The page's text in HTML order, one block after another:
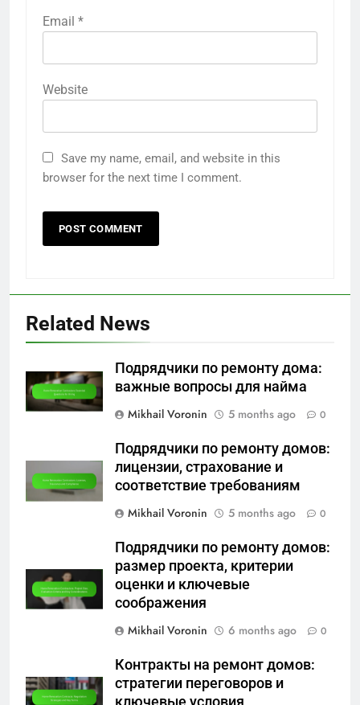
Email *
Website
Save my name, email, and website in this
browser for the next time I comment.
Related News
Подрядчики по ремонту дома:
важные вопросы для найма
Mikhail Voronin
5 months ago 0
Подрядчики по ремонту домов:
лицензии, страхование и
соответствие требованиям
Mikhail Voronin
5 months ago 0
Подрядчики по ремонту домов:
размер проекта, критерии
оценки и ключевые
соображения
Mikhail Voronin
6 months ago 0
Контракты на ремонт домов:
стратегии переговоров и
ключевые условия